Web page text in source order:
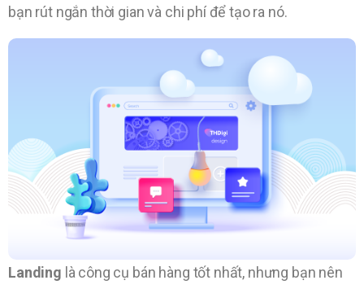
bạn rút ngắn thời gian và chi phí để tạo ra nó.
Landing là công cụ bán hàng tốt nhất, nhưng bạn nên